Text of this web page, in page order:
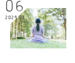
06
2024.03